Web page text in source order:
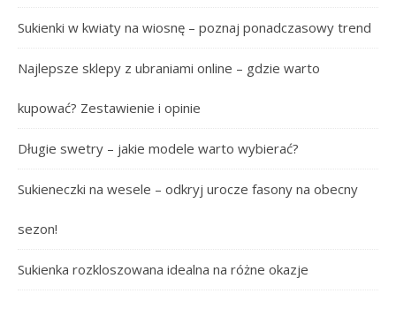
Sukienki w kwiaty na wiosnę – poznaj ponadczasowy trend
Najlepsze sklepy z ubraniami online – gdzie warto
kupować? Zestawienie i opinie
Długie swetry – jakie modele warto wybierać?
Sukieneczki na wesele – odkryj urocze fasony na obecny
sezon!
Sukienka rozkloszowana idealna na różne okazje